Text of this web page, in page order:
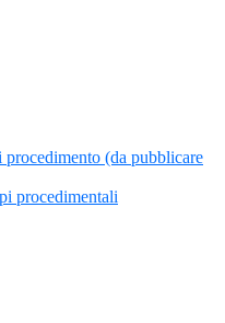
(da pubblicare
procedimentali